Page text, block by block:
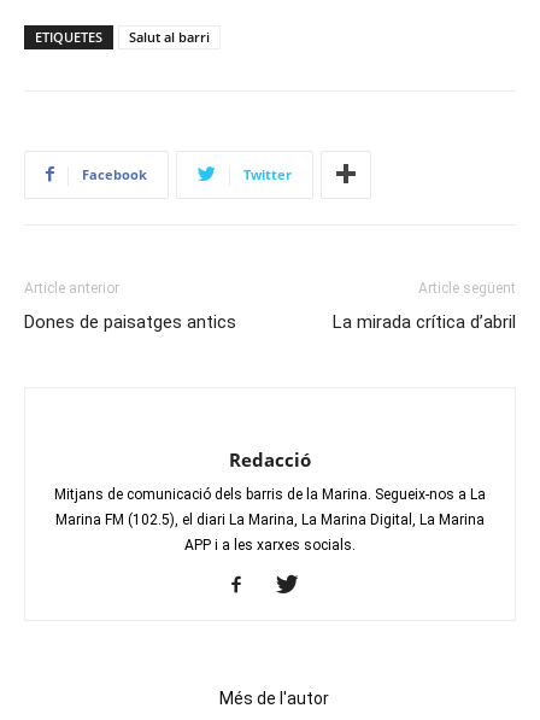
ETIQUETES Salut al barri
Facebook Twitter
Article anterior
Dones de paisatges antics
Article següent
La mirada crítica d’abril
Redacció
Mitjans de comunicació dels barris de la Marina. Segueix-nos a La
Marina FM (102.5), el diari La Marina, La Marina Digital, La Marina
APP i a les xarxes socials.
Més de l'autor